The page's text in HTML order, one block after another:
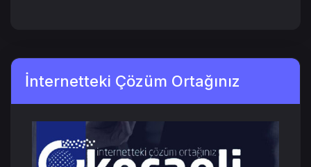
İnternetteki Çözüm Ortağınız